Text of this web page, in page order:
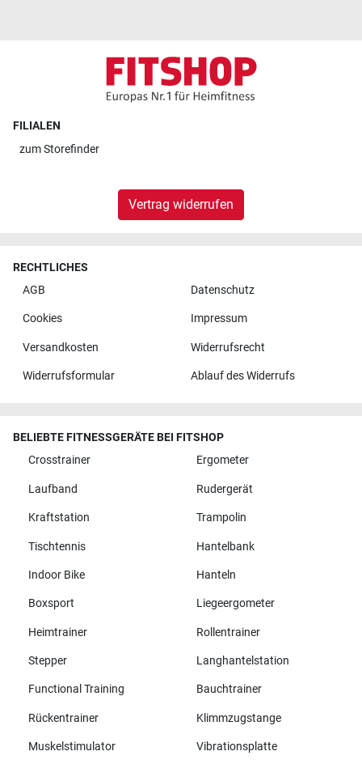
FILIALEN
zumStorefinder
Vertrag widerrufen
RECHTLICHES
AGB
Datenschutz
Cookies Impressum
Versandkosten Widerrufsrecht
Widerrufsformular Ablauf des Widerrufs
BELIEBTE FITNESSGERÄTE BEI FITSHOP
Crosstrainer
Ergometer
Laufband Rudergerät
Kraftstation Trampolin
Tischtennis Hantelbank
Indoor Bike Hanteln
Boxsport Liegeergometer
Heimtrainer Rollentrainer
Stepper Langhantelstation
Functional Training Bauchtrainer
Rückentrainer Klimmzugstange
Muskelstimulator Vibrationsplatte